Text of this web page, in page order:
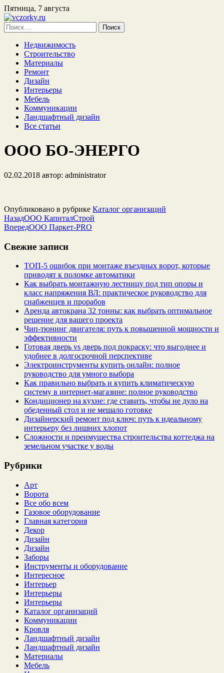
Пятница, 7 августа
Найти:
Недвижимость
Строительство
Материалы
Ремонт
Дизайн
Интерьеры
Мебель
Коммуникации
Ландшафтный дизайн
Все статьи
ООО БО-ЭНЕРГО
02.02.2018 автор: administrator
Опубликовано в рубрике Каталог организаций
НазадООО КапиталСтрой
ВпередООО Паркет-PRO
Свежие записи
ТОП-5 ошибок при монтаже въездных ворот, которые
приводят к поломке автоматики
Как выбрать монтажную лестницу под тип опоры и
класс напряжения ВЛ: практическое руководство для
снабженцев и прорабов
Аренда автокрана 32 тонны: как выбрать оптимальное
решение для вашего проекта
Чип‑тюнинг двигателя: путь к повышенной мощности и
эффективности
Готовая дверь vs дверь под покраску: что выгоднее и
удобнее в долгосрочной перспективе
Электроинструменты купить онлайн: полное
руководство для умного выбора
Как правильно выбрать и купить климатическую
систему в интернет‑магазине: полное руководство
Кондиционер на кухне: где ставить, чтобы не дуло на
обеденный стол и не мешало готовке
Дизайнерский ремонт под ключ: путь к идеальному
интерьеру без лишних хлопот
Сложности и преимущества строительства коттеджа на
земельном участке у воды
Рубрики
Арт
Ворота
Все обо всем
Газовое оборудование
Главная категория
Декор
Дизайн
Дизайн
Заборы
Инструменты и оборудование
Интересное
Интерьер
Интерьеры
Интерьеры
Каталог организаций
Коммуникации
Кровля
Ландшафтный дизайн
Ландшафтный дизайн
Материалы
Мебель